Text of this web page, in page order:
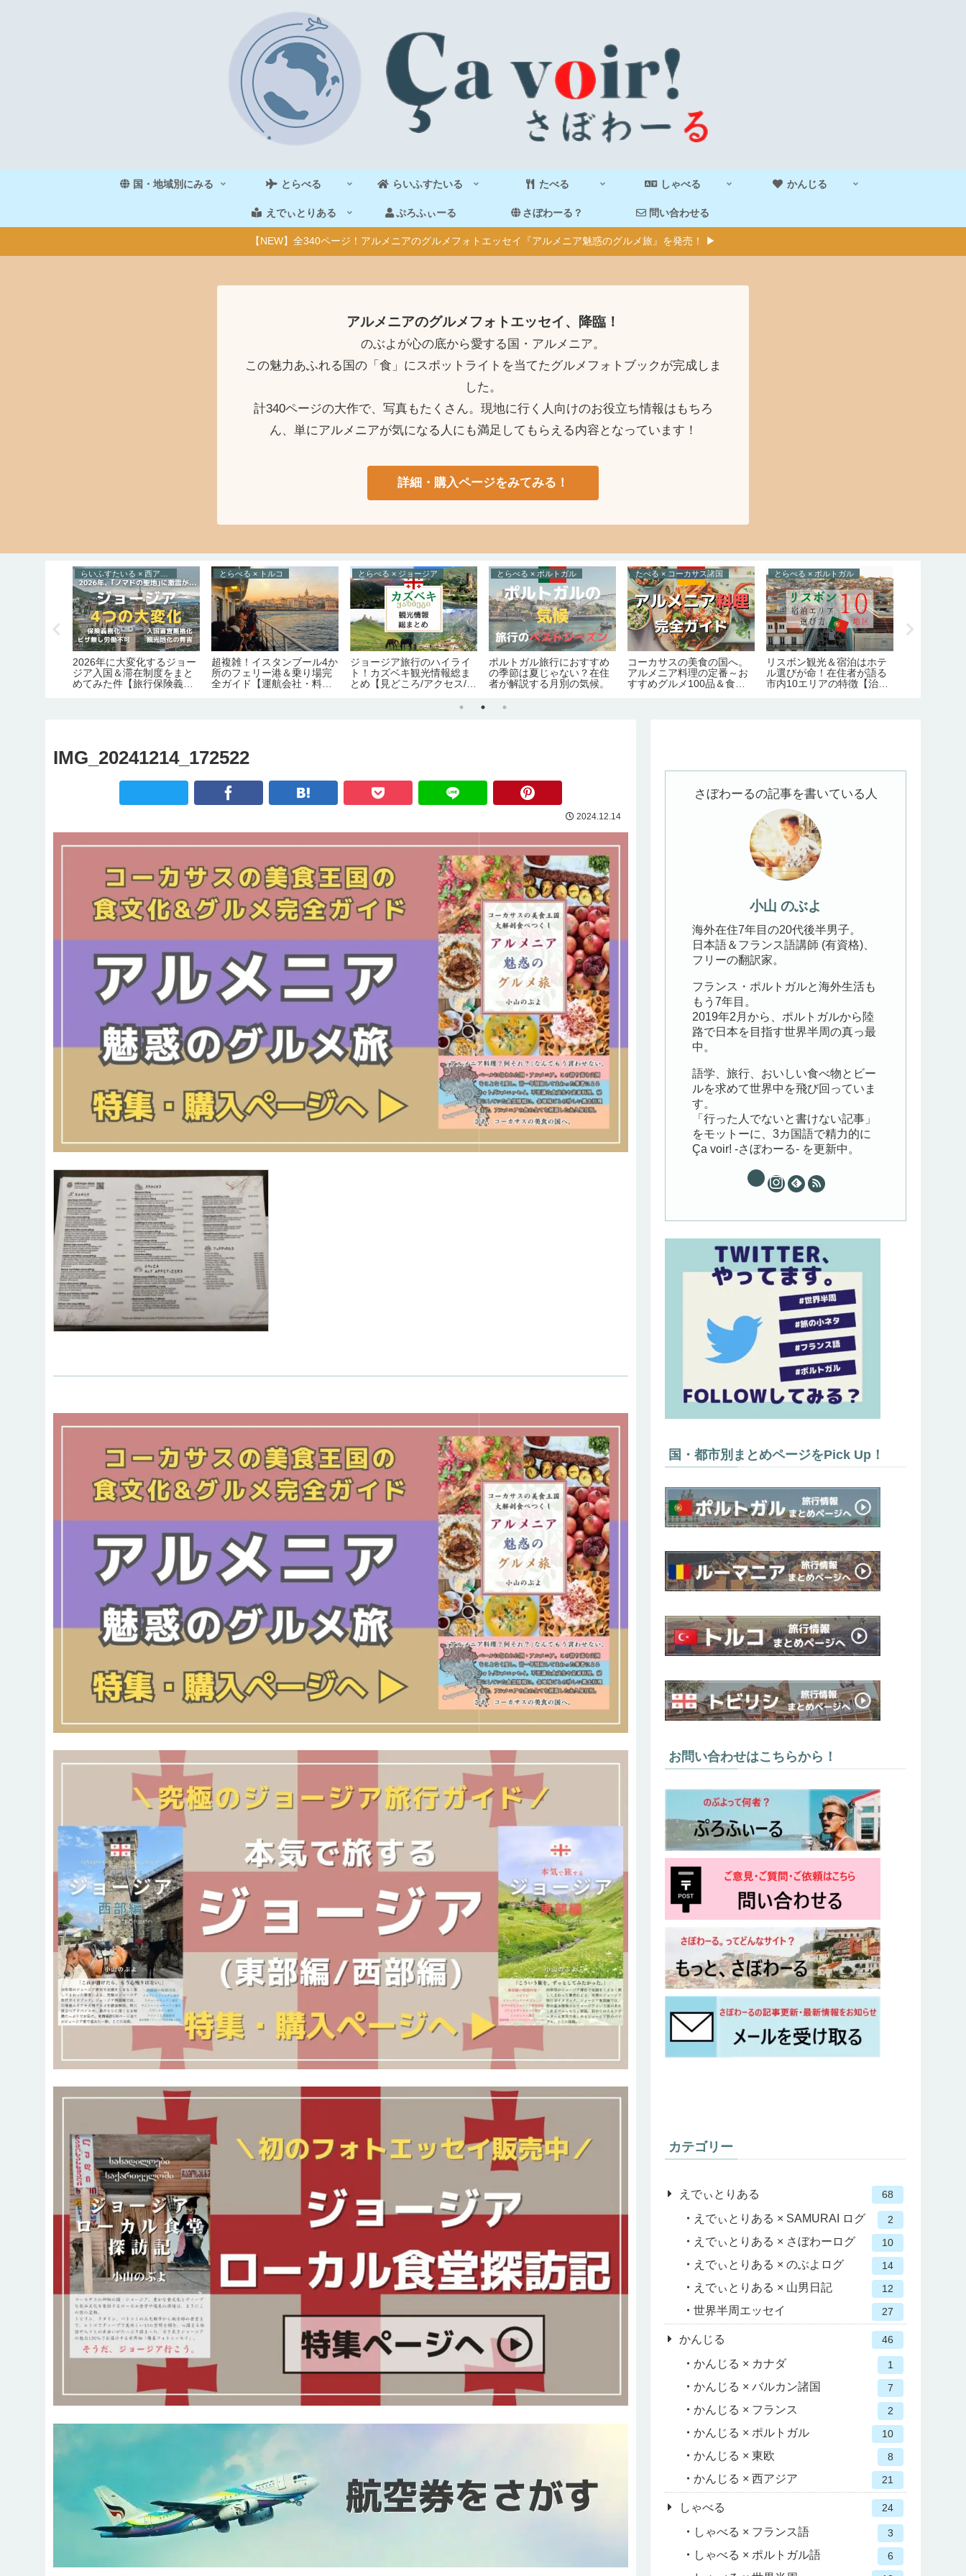
国・地域別にみる とらべる らいふすたいる たべる しゃべる かんじる
えでぃとりある ぷろふぃーる さぼわーる？ 問い合わせる
【NEW】全340ページ！アルメニアのグルメフォトエッセイ『アルメニア魅惑のグルメ旅』を発売！ ▶
アルメニアのグルメフォトエッセイ、降臨！
のぶよが心の底から愛する国・アルメニア。
この魅力あふれる国の「食」にスポットライトを当てたグルメフォトブックが完成しま
した。
計340ページの大作で、写真もたくさん。現地に行く人向けのお役立ち情報はもちろ
ん、単にアルメニアが気になる人にも満足してもらえる内容となっています！
詳細・購入ページをみてみる！
2026年に大変化するジョー
ジア入国＆滞在制度をまと
めてみた件【旅行保険義務
とらべる × トルコ
超複雑！イスタンブール4か
所のフェリー港＆乗り場完
全ガイド【運航会社・料
とらべる × ジョージア
ジョージア旅行のハイライ
ト！カズベキ観光情報総ま
とめ【見どころ/アクセス/必
とらべる × ポルトガル
ポルトガル旅行におすすめ
の季節は夏じゃない？在住
者が解説する月別の気候。
たべる × コーカサス諸国
コーカサスの美食の国へ。
アルメニア料理の定番～お
すすめグルメ100品＆食文
とらべる × ポルトガル
リスボン観光＆宿泊はホテ
ル選びが命！在住者が語る
市内10エリアの特徴【治
IMG_20241214_172522
2024.12.14
さぼわーるの記事を書いている人
小山 のぶよ
海外在住7年目の20代後半男子。
日本語＆フランス語講師 (有資格)、
フリーの翻訳家。
フランス・ポルトガルと海外生活も
もう7年目。
2019年2月から、ポルトガルから陸
路で日本を目指す世界半周の真っ最
中。
語学、旅行、おいしい食べ物とビー
ルを求めて世界中を飛び回っていま
す。
「行った人でないと書けない記事」
をモットーに、3カ国語で精力的に
Ça voir! -さぼわーる- を更新中。
国・都市別まとめページをPick Up！
お問い合わせはこちらから！
カテゴリー
えでぃとりある 68
えでぃとりある × SAMURAI ログ 2
えでぃとりある × さぼわーログ 10
えでぃとりある × のぶよログ 14
えでぃとりある × 山男日記 12
世界半周エッセイ 27
かんじる 46
かんじる × カナダ 1
かんじる × バルカン諸国 7
かんじる × フランス 2
かんじる × ポルトガル 10
かんじる × 東欧 8
かんじる × 西アジア 21
しゃべる 24
しゃべる × フランス語 3
しゃべる × ポルトガル語 6